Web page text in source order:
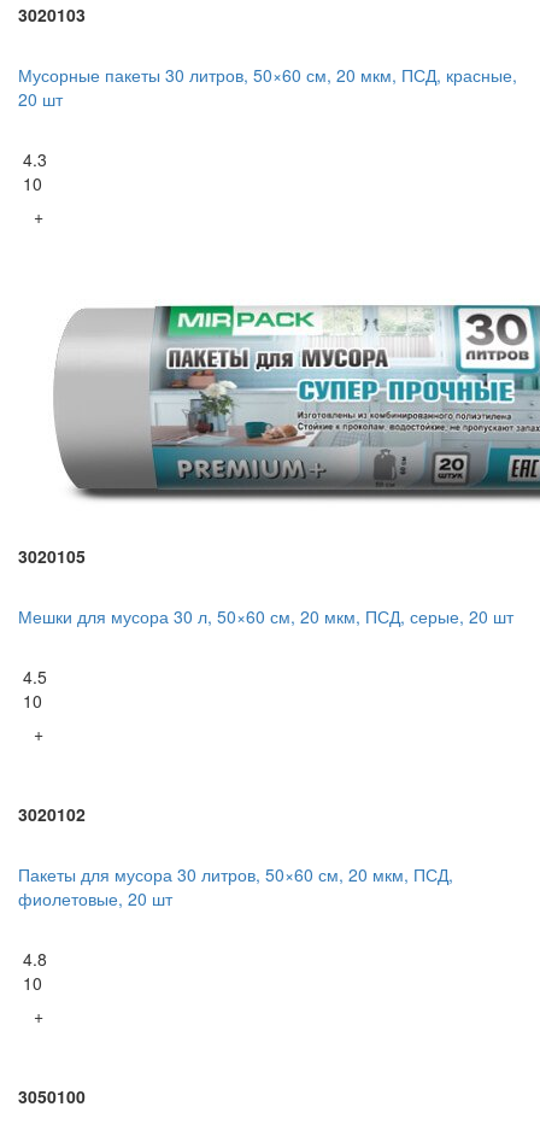
3020103
Мусорные пакеты 30 литров, 50×60 см, 20 мкм, ПСД, красные,
20 шт
4.3
10
+
3020105
Мешки для мусора 30 л, 50×60 см, 20 мкм, ПСД, серые, 20 шт
4.5
10
+
3020102
Пакеты для мусора 30 литров, 50×60 см, 20 мкм, ПСД,
фиолетовые, 20 шт
4.8
10
+
3050100